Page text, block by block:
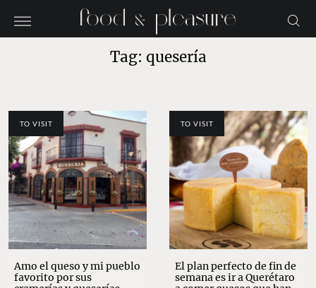
Tag: quesería
TO VISIT
Amo el queso y mi pueblo
favorito por sus
TO VISIT
El plan perfecto de fin de
semana es ir a Querétaro